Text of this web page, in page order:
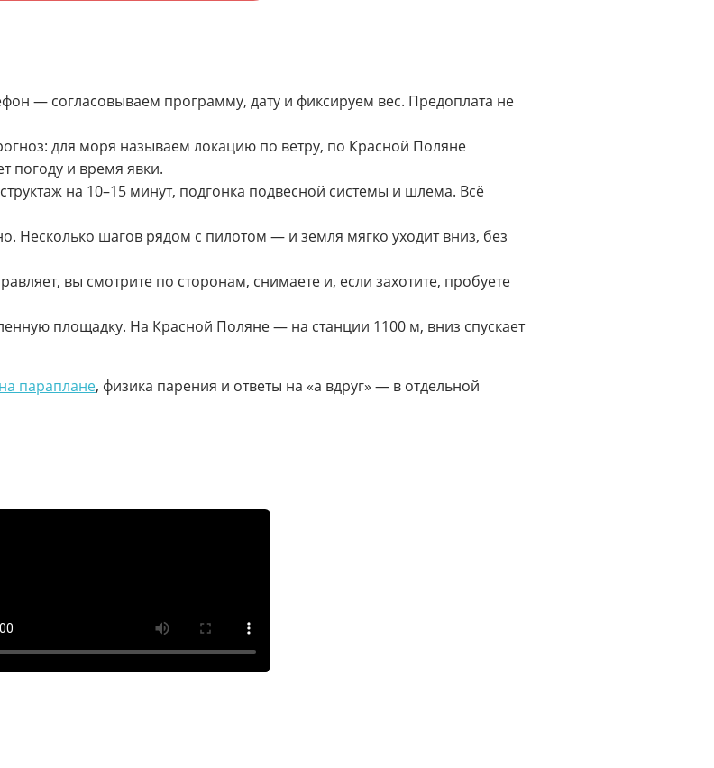
— согласовываем программу, дату и фиксируем вес. Предоплата не
для моря называем локацию по ветру, по Красной Поляне
погоду и время явки.
на 10–15 минут, подгонка подвесной системы и шлема. Всё
Несколько шагов рядом с пилотом — и земля мягко уходит вниз, без
вы смотрите по сторонам, снимаете и, если захотите, пробуете
площадку. На Красной Поляне — на станции 1100 м, вниз спускает
параплане, физика парения и ответы на «а вдруг» — в отдельной